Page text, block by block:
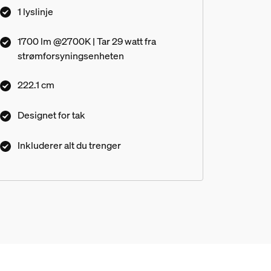
1 lyslinje
1700 lm @2700K | Tar 29 watt fra
strømforsyningsenheten
222.1 cm
Designet for tak
Inkluderer alt du trenger